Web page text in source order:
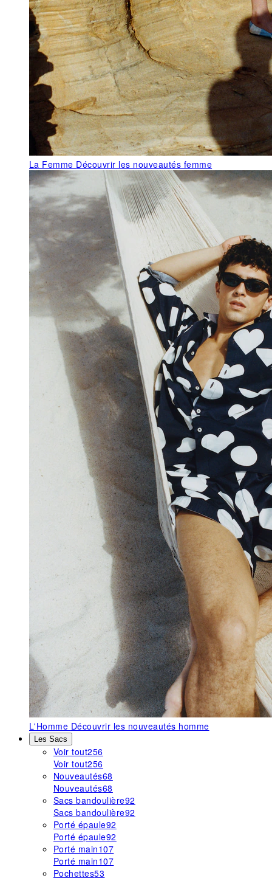
La Femme Découvrir les nouveautés femme
L'Homme Découvrir les nouveautés homme
Les Sacs
Voir tout256
Voir tout256
Nouveautés68
Nouveautés68
Sacs bandoulière92
Sacs bandoulière92
Porté épaule92
Porté épaule92
Porté main107
Porté main107
Pochettes53